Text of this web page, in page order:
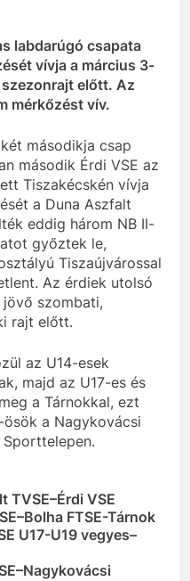
labdarúgó csapata
vívja a március 3-
előtt. Az
mérkőzést vív.
másodikja csap
második Érdi VSE az
Tiszakécskén vívja
a Duna Aszfalt
eddig három NB II-
győztek le,
Tiszaújvárossal
Az érdiek utolsó
szombati,
rajt előtt.
az U14-esek
majd az U17-es és
a Tárnokkal, ezt
a Nagykovácsi
TVSE–Érdi VSE
FTSE-Tárnok
U17-U19 vegyes–